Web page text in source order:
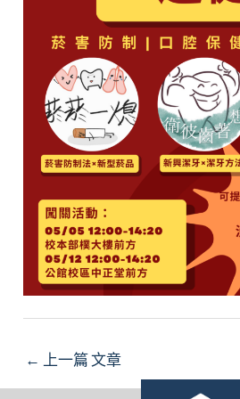
← 上一篇 文章